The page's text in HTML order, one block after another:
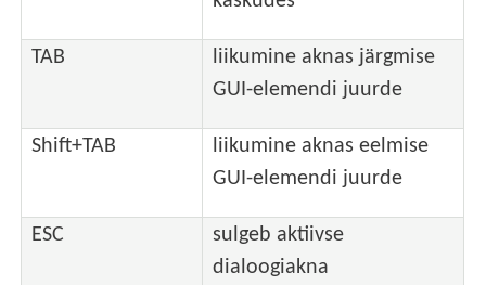
TAB
liikumine aknas järgmise
GUI-elemendi juurde
Shift+TAB
liikumine aknas eelmise
GUI-elemendi juurde
ESC
sulgeb aktiivse
dialoogiakna